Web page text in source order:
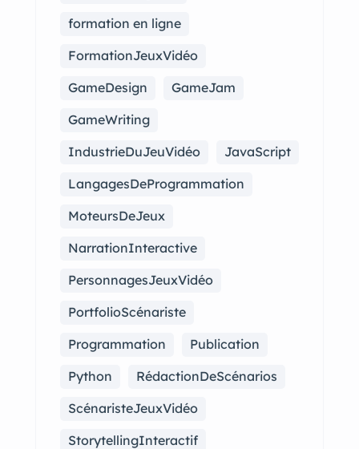
formation en ligne
FormationJeuxVidéo
GameDesign
GameJam
GameWriting
IndustrieDuJeuVidéo
JavaScript
LangagesDeProgrammation
MoteursDeJeux
NarrationInteractive
PersonnagesJeuxVidéo
PortfolioScénariste
Programmation
Publication
Python
RédactionDeScénarios
ScénaristeJeuxVidéo
StorytellingInteractif